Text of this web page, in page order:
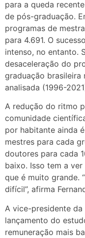
para a queda
de pós-graduação.
programas de
para 4.691. O
intenso, no entanto.
desaceleração do
graduação brasileira
analisada (1996-
A redução do ritmo
comunidade
por habitante ainda
mestres para cada
doutores para cada
baixo. Isso tem a
que é muito grande.
difícil”, afirma
A vice-presidente da
lançamento do
remuneração mais